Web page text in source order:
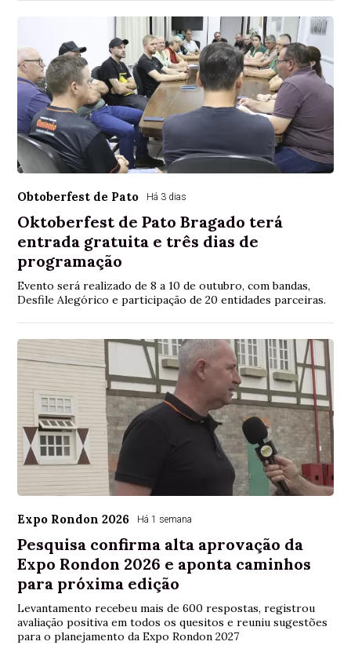
Obtoberfest de Pato Há 3 dias
Oktoberfest de Pato Bragado terá
entrada gratuita e três dias de
programação
Evento será realizado de 8 a 10 de outubro, com bandas,
Desfile Alegórico e participação de 20 entidades parceiras.
Expo Rondon 2026 Há 1 semana
Pesquisa confirma alta aprovação da
Expo Rondon 2026 e aponta caminhos
para próxima edição
Levantamento recebeu mais de 600 respostas, registrou
avaliação positiva em todos os quesitos e reuniu sugestões
para o planejamento da Expo Rondon 2027